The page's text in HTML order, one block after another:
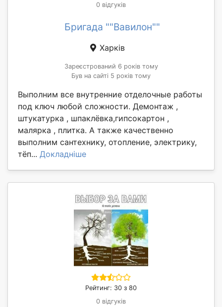
0 відгуків
Бригада ""Вавилон""
Харків
Зареєстрований 6 років тому
Був на сайті 5 років тому
Выполним все внутренние отделочные работы
под ключ любой сложности. Демонтаж ,
штукатурка , шпаклёвка,гипсокартон ,
малярка , плитка. А также качественно
выполним сантехнику, отопление, электрику,
тёп... Докладніше
Рейтинг: 30 з 80
0 відгуків